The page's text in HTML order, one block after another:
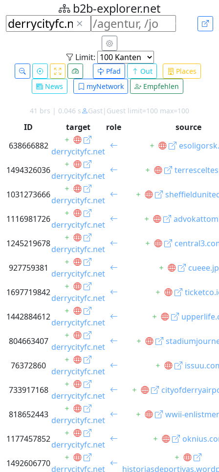
b2b-explorer.net
Limit:
Pfad Out
Places
News
myNetwork Empfehlen
41 brs | 0.046 s Gast|Guest limit=100 max=100
ID target role
source
638666882
derrycityfc.net
1494326036
derrycityfc.net
1031273666
derrycityfc.net
1116981726
derrycityfc.net
1245219678
derrycityfc.net
927759381
derrycityfc.net
cueee.jp
1697719842
derrycityfc.net
1442884612
derrycityfc.net
804663407
derrycityfc.net
76372860
derrycityfc.net
733917168
derrycityfc.net
818652443
derrycityfc.net
wwii-
1177457852
derrycityfc.net
1492606770
derrycityfc.net